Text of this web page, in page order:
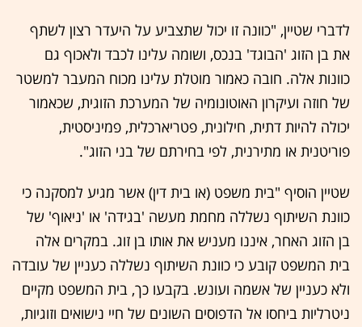
לדברי שטיין, "כוונה זו יכול שתצביע על היעדר רצון לשתף
את בן הזוג 'הבוגד' בנכס, ושומה עלינו לכבד ולאכוף גם
כוונות אלה. חובה כאמור מוטלת עלינו מכוח המעבר למשטר
של חוזה ועיקרון האוטונומיה של המערכת הזוגית, שכאמור
יכולה להיות דתית, חילונית, פטריארכלית, פמיניסטית,
פוריטנית או מתירנית, לפי בחירתם של בני הזוג".
שטיין הוסיף "בית משפט (או בית דין) אשר מגיע למסקנה כי
כוונת השיתוף נשללה מחמת מעשה 'בגידה' או 'ניאוף' של
בן הזוג האחר, איננו מעניש את אותו בן זוג. במקרים אלה
בית המשפט קובע כי כוונת השיתוף נשללה כעניין של עובדה
ולא כעניין של אשמה ועונש. בקבעו כך, בית המשפט מקיים
ניטרליות ביחסו אל הדפוסים השונים של חיי נישואים וזוגיות,